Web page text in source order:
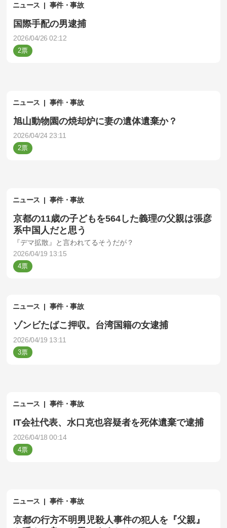
ニュース 事件・事故
国際手配の男逮捕
2026/04/26 02:12
2
ニュース 事件・事故
旭山動物園の焼却炉に妻の遺体遺棄か？
2026/04/24 23:11
2
ニュース 事件・事故
京都の11歳の子どもを564した義理の父親は張彦
系中国人だと思う
『デマ拡散』と言われてるそうだが？
2026/04/19 13:15
4
ニュース 事件・事故
ゾンビたばこ押収。台湾国籍の女逮捕
2026/04/19 13:11
3
ニュース 事件・事故
IT会社代表、水口克也容疑者を死体遺棄で逮捕
2026/04/18 00:14
4
ニュース 事件・事故
京都の行方不明男児殺人事件の犯人を『父親』